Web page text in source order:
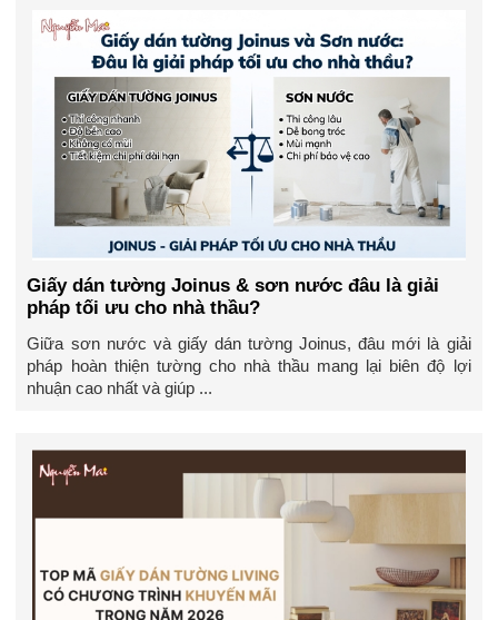
Giấy dán tường Joinus & sơn nước đâu là giải
pháp tối ưu cho nhà thầu?
Giữa sơn nước và giấy dán tường Joinus, đâu mới là giải
pháp hoàn thiện tường cho nhà thầu mang lại biên độ lợi
nhuận cao nhất và giúp ...